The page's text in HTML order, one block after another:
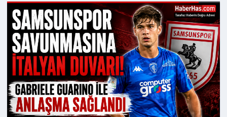
Haberhas — Samsun Son